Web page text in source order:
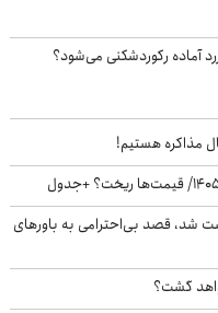
آماده رکوردشکنی می‌شود؟
مذاکره هستیم!
قصد بی‌احترامی به باورهای
گشت؟